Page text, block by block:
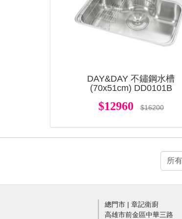
DAY&DAY 不鏽鋼水槽
(70x51cm) DD0101B
$12960 $16200
總門市 | 章記衛廚
高雄市前金區中華三路